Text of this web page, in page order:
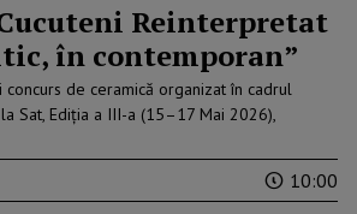
Reinterpretat
în contemporan”
concurs de ceramică organizat în cadrul
Sat, Ediția a III-a (15–17 Mai 2026),
10:00